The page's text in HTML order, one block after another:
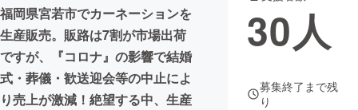
福岡県宮若市でカーネーションを
生産販売。販路は7割が市場出荷
ですが、『コロナ』の影響で結婚
式・葬儀・歓送迎会等の中止によ
り売上が激減！絶望する中、生産
30人
募集終了まで残
り